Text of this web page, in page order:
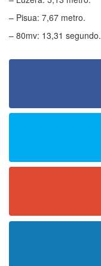
– Pisua: 7,67 metro.
– 80mv: 13,31 segundo.